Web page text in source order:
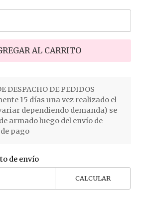
AL CARRITO
DESPACHO DE PEDIDOS
15 días una vez realizado el
dependiendo demanda) se
armado luego del envío de
pago
de envío
CALCULAR